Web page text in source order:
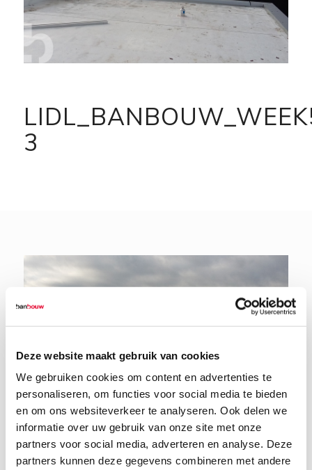
Deze website maakt gebruik van cookies
We gebruiken cookies om content en advertenties te
personaliseren, om functies voor social media te bieden
en om ons websiteverkeer te analyseren. Ook delen we
informatie over uw gebruik van onze site met onze
partners voor social media, adverteren en analyse. Deze
partners kunnen deze gegevens combineren met andere
3